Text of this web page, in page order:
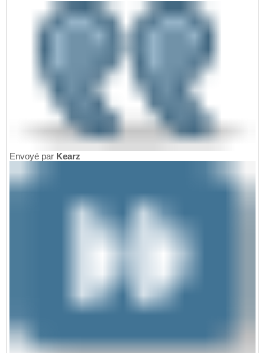
Envoyé par Kearz